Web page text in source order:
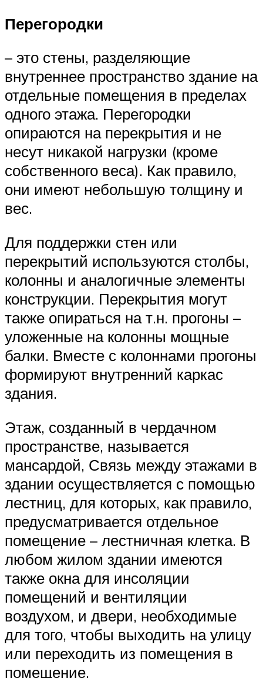
Перегородки
– это стены, разделяющие
внутреннее пространство здание на
отдельные помещения в пределах
одного этажа. Перегородки
опираются на перекрытия и не
несут никакой нагрузки (кроме
собственного веса). Как правило,
они имеют небольшую толщину и
вес.
Для поддержки стен или
перекрытий используются столбы,
колонны и аналогичные элементы
конструкции. Перекрытия могут
также опираться на т.н. прогоны –
уложенные на колонны мощные
балки. Вместе с колоннами прогоны
формируют внутренний каркас
здания.
Этаж, созданный в чердачном
пространстве, называется
мансардой, Связь между этажами в
здании осуществляется с помощью
лестниц, для которых, как правило,
предусматривается отдельное
помещение – лестничная клетка. В
любом жилом здании имеются
также окна для инсоляции
помещений и вентиляции
воздухом, и двери, необходимые
для того, чтобы выходить на улицу
или переходить из помещения в
помещение.